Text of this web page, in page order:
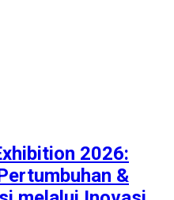
2026:
&